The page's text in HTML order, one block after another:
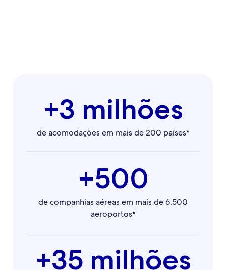
+3 milhões
de acomodações em mais de 200 países*
+500
de companhias aéreas em mais de 6.500
aeroportos*
+35 milhões